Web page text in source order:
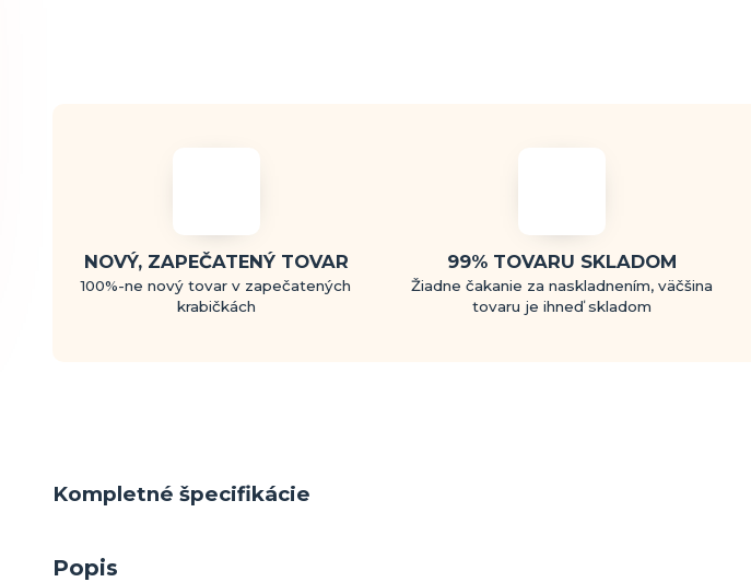
NOVÝ, ZAPEČATENÝ TOVAR
100%-ne nový tovar v zapečatených
krabičkách
99% TOVARU SKLADOM
Žiadne čakanie za naskladnením, väčšina
tovaru je ihneď skladom
Kompletné špecifikácie
Popis